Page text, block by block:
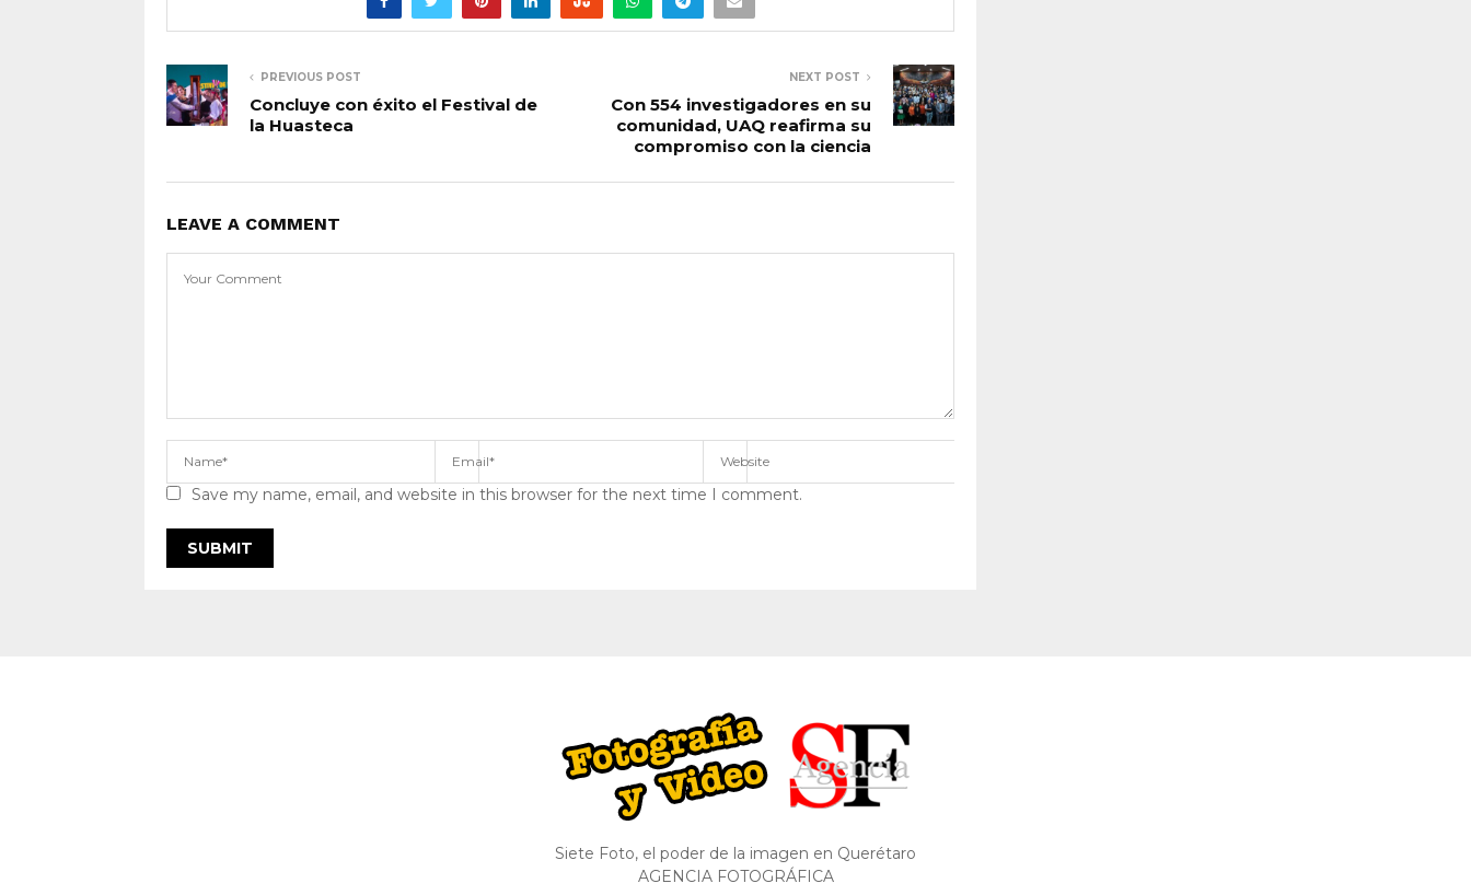
PREVIOUS POST
Concluye con éxito el Festival de
la Huasteca
NEXT POST
Con 554 investigadores en su
comunidad, UAQ reafirma su
compromiso con la ciencia
LEAVE A COMMENT
Save my name, email, and website in this browser for the next time I comment.
Siete Foto, el poder de la imagen en Querétaro
AGENCIA FOTOGRÁFICA